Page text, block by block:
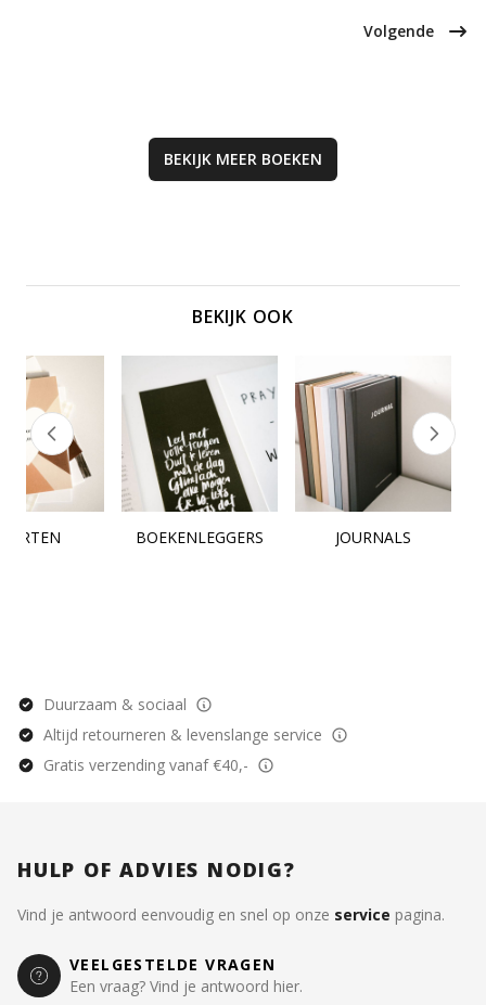
leven willen verdiepen.Volgende
BEKIJK MEER BOEKEN
BEKIJK OOK
BOEKENLEGGERS JOURNALS
Duurzaam & sociaal
Altijd retourneren & levenslange service
Gratis verzending vanaf €40,-
HULP OF ADVIES NODIG?
Vind je antwoord eenvoudig en snel op onze service pagina.
VEELGESTELDE VRAGEN
Een vraag? Vind je antwoord hier.